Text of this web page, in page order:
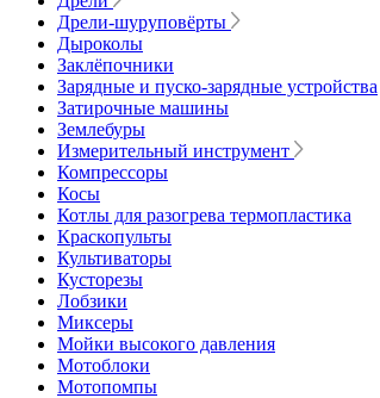
Дрели-шуруповёрты
Дыроколы
Заклёпочники
Зарядные и пуско-зарядные устройства
Затирочные машины
Землебуры
Измерительный инструмент
Компрессоры
Косы
Котлы для разогрева термопластика
Краскопульты
Культиваторы
Кусторезы
Лобзики
Миксеры
Мойки высокого давления
Мотоблоки
Мотопомпы